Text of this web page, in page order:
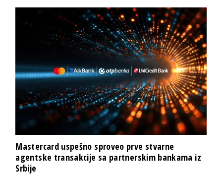
Mastercard uspešno sproveo prve stvarne
agentske transakcije sa partnerskim bankama iz
Srbije